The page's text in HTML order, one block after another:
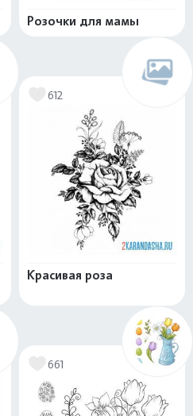
Розочки для мамы
612
Красивая роза
661